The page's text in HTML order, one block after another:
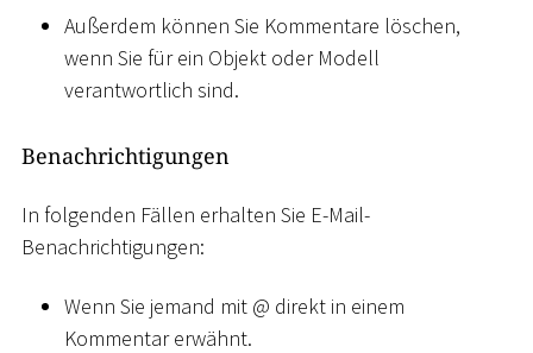
Außerdem können Sie Kommentare löschen,
wenn Sie für ein Objekt oder Modell
verantwortlich sind.
Benachrichtigungen
In folgenden Fällen erhalten Sie E-Mail-
Benachrichtigungen:
Wenn Sie jemand mit @ direkt in einem
Kommentar erwähnt.